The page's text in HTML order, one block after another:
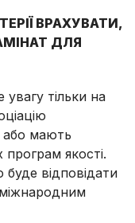
ВРАХУВАТИ,
ДЛЯ
тільки на
або мають
якості.
відповідати